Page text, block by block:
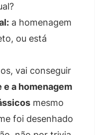
a homenagem
ou está
vai conseguir
a homenagem
mesmo
foi desenhado